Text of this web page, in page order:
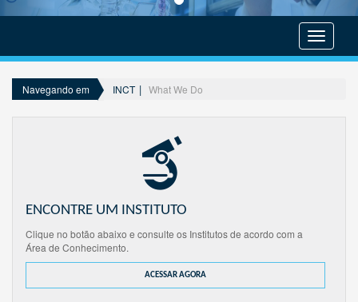
menu
Navegando em INCT What We Do
ENCONTRE UM INSTITUTO
Clique no botão abaixo e consulte os Institutos de acordo com a
Área de Conhecimento.
ACESSAR AGORA